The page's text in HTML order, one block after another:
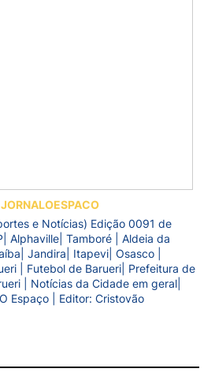
JORNALOESPACO
e Notícias) Edição 0091 de
Alphaville| Tamboré | Aldeia da
Jandira| Itapevi| Osasco |
| Futebol de Barueri| Prefeitura de
| Notícias da Cidade em geral|
Espaço | Editor: Cristovão